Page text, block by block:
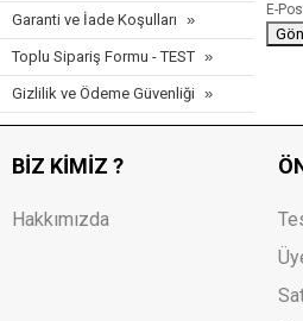
Garanti ve İade Koşulları
Toplu Sipariş Formu - TEST
Gizlilik ve Ödeme Güvenliği
E-
BIZ KIMIZ ?
Hakkımızda